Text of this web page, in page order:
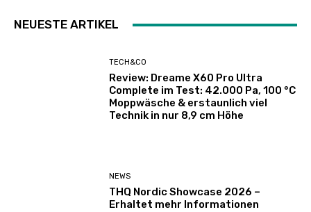
NEUESTE ARTIKEL
TECH&CO
Review: Dreame X60 Pro Ultra
Complete im Test: 42.000 Pa, 100 °C
Moppwäsche & erstaunlich viel
Technik in nur 8,9 cm Höhe
NEWS
THQ Nordic Showcase 2026 –
Erhaltet mehr Informationen